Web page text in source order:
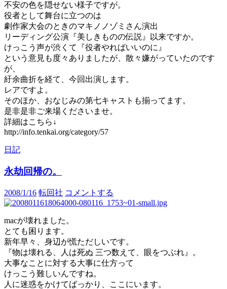
不安の色を隠せない様子ですが。
役者として舞台に立つのは
劇作家大会のときのマキノノゾミさん演出
リーディング公演『美しきものの伝説』以来ですか。
けっこう声が渋くて『役者やればいいのに』
という意見も度々ありましたが、散々嫌がっていたのです
が、
紆余曲折を経て、今回出演します。
レアですよ。
そのほか、おなじみの第七キャストも揃ってます。
是非是非ご来場くださいませ。
詳細はこちら↓
http://info.tenkai.org/category/57
日記
永劫回帰の。
2008/1/16 転回社 コメントする
macが壊れました。
とても困ります。
新年早々、身辺が慌ただしいです。
『物は壊れる、人は死ぬ 三つ数えて、眼をつぶれ』。
大事なことに対する大事に仕方って
けっこう難しいんですね。
人に迷惑をかけてばっかり、ここにいます。